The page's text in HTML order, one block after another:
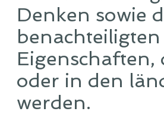
Denken sowie
oder in den
werden.